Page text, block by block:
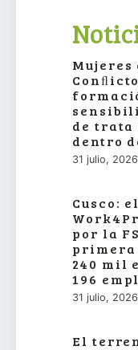
Mujeres
de trata
dentro
31 julio, 2026
Cusco:
por la
primera
240 mil
196
31 julio, 2026
El